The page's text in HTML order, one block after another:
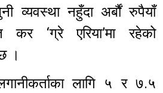
व्यवस्था नहुँदा अर्बौं रुपैयाँ
कर ‘ग्रे एरिया’मा रहेको
।
लागि ५ र ७.५